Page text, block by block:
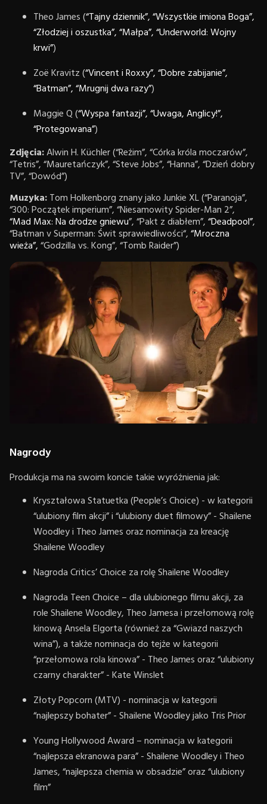
Theo James (“Tajny dziennik”,“Wszystkie imiona Boga”,
“Złodziej i oszustka”,“Małpa”,“Underworld: Wojny
krwi”)
Zoë Kravitz (“Vincent i Roxxy”,“Dobre zabijanie”,
“Batman”,“Mrugnij dwa razy”)
Maggie Q (“Wyspa fantazji”,“Uwaga, Anglicy!”,
“Protegowana”)
Zdjęcia:Alwin H. Küchler (“Reżim”, “Córka króla moczarów”,
“Tetris”, “Mauretańczyk”, “Steve Jobs”, “Hanna”, “Dzień dobry
TV”, “Dowód”)
Muzyka:Tom Holkenborg znany jako Junkie XL (“Paranoja”,
“300: Początek imperium”, “Niesamowity Spider-Man 2”,
“Mad Max: Na drodze gniewu”, “Pakt z diabłem”,“Deadpool”,
“Batman v Superman: Świt sprawiedliwości“,“Mroczna
wieża”,“Godzilla vs. Kong”, “Tomb Raider”)
Nagrody
Produkcja ma na swoim koncie takie wyróżnienia jak:
Kryształowa Statuetka (People’s Choice) - w kategorii
“ulubiony film akcji” i “ulubiony duet filmowy” - Shailene
Woodley i Theo James oraz nominacja za kreację
Shailene Woodley
Nagroda Critics’ Choice za rolę Shailene Woodley
Nagroda Teen Choice – dla ulubionego filmu akcji, za
role Shailene Woodley, Theo Jamesa i przełomową rolę
kinową Ansela Elgorta (również za “Gwiazd naszych
wina”), a także nominacja do tejże w kategorii
“przełomowa rola kinowa” - Theo James oraz “ulubiony
czarny charakter” - Kate Winslet
Złoty Popcorn (MTV) - nominacja w kategorii
“najlepszy bohater” - Shailene Woodley jako Tris Prior
Young Hollywood Award – nominacja w kategorii
“najlepsza ekranowa para” - Shailene Woodley i Theo
James, “najlepsza chemia w obsadzie” oraz “ulubiony
film”